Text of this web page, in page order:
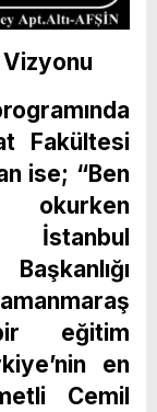
Vizyonu
Fakültesi
ise; “Ben
okurken
İstanbul
eğitim
en
Cemil